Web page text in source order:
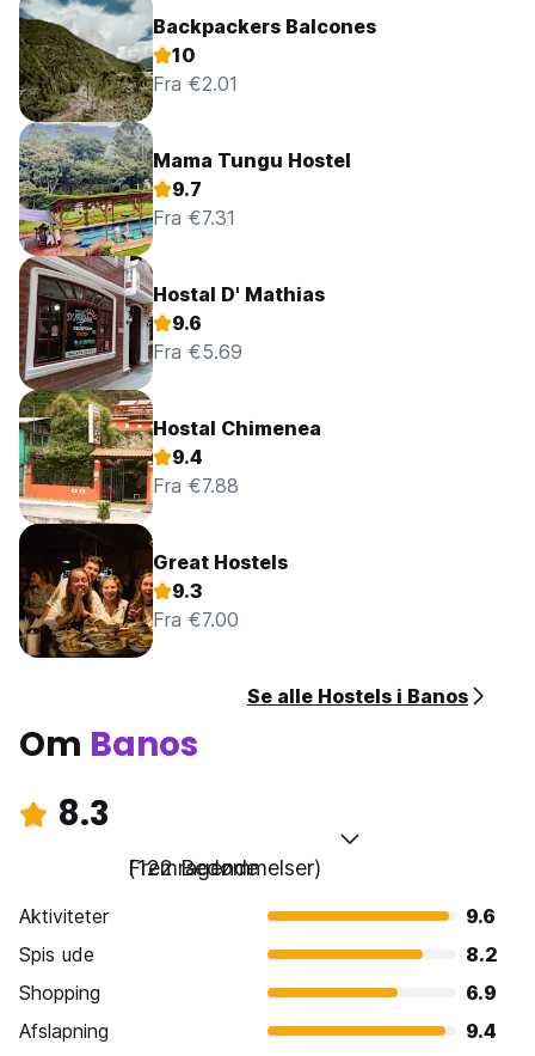
Backpackers Balcones
10
Fra €2.01
Mama Tungu Hostel
9.7
Fra €7.31
Hostal D' Mathias
9.6
Fra €5.69
Hostal Chimenea
9.4
Fra €7.88
Great Hostels
9.3
Fra €7.00
Se alle Hostels i Banos
Om Banos
8.3
Fremragende
(122 Bedømmelser)
Aktiviteter
9.6
Spis ude
8.2
Shopping
6.9
Afslapning
9.4